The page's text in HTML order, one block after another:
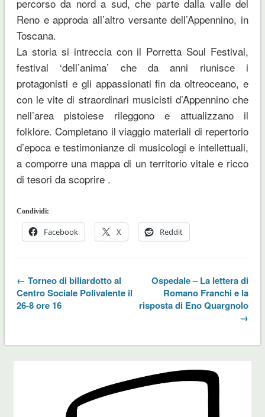
percorso da nord a sud, che parte dalla valle del
Reno e approda all’altro versante dell’Appennino, in
Toscana.
La storia si intreccia con il Porretta Soul Festival,
festival ‘dell’anima’ che da anni riunisce i
protagonisti e gli appassionati fin da oltreoceano, e
con le vite di straordinari musicisti d’Appennino che
nell’area pistoiese rileggono e attualizzano il
folklore. Completano il viaggio materiali di repertorio
d’epoca e testimonianze di musicologi e intellettuali,
a comporre una mappa di un territorio vitale e ricco
di tesori da scoprire .
Condividi:
Facebook X Reddit
← Torneo di biliardotto al
Centro Sociale Polivalente il
26-8 ore 16
Ospedale – La lettera di
Romano Franchi e la
risposta di Eno Quargnolo
→